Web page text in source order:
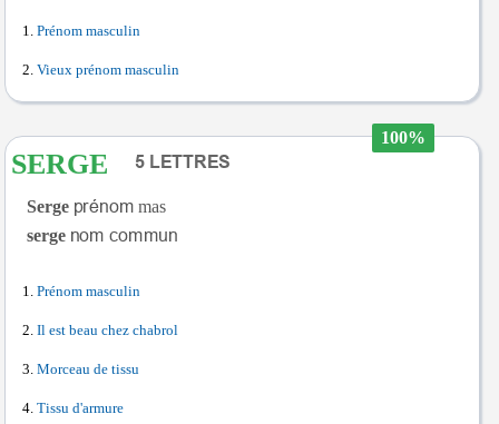
Prénom masculin
Vieux prénom masculin
100%
SERGE
Serge
mas
serge
Prénom masculin
Il est beau chez chabrol
Morceau de tissu
Tissu d'armure